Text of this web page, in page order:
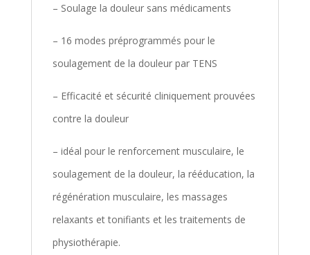
– Soulage la douleur sans médicaments
– 16 modes préprogrammés pour le
soulagement de la douleur par TENS
– Efficacité et sécurité cliniquement prouvées
contre la douleur
– idéal pour le renforcement musculaire, le
soulagement de la douleur, la rééducation, la
régénération musculaire, les massages
relaxants et tonifiants et les traitements de
physiothérapie.